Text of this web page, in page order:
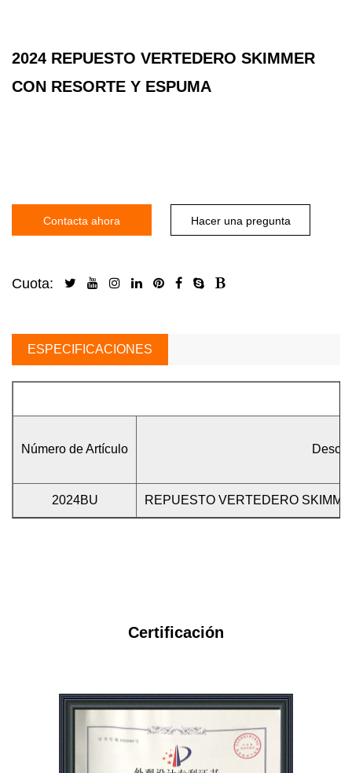
2024 REPUESTO VERTEDERO SKIMMER
CON RESORTE Y ESPUMA
Contacta ahora Hacer una pregunta
Cuota:
ESPECIFICACIONES
Número de Artículo
2024BU REPUESTO VERTEDERO
Certificación